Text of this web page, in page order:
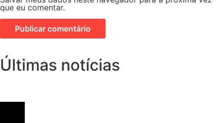
que eu comentar.
Últimas notícias